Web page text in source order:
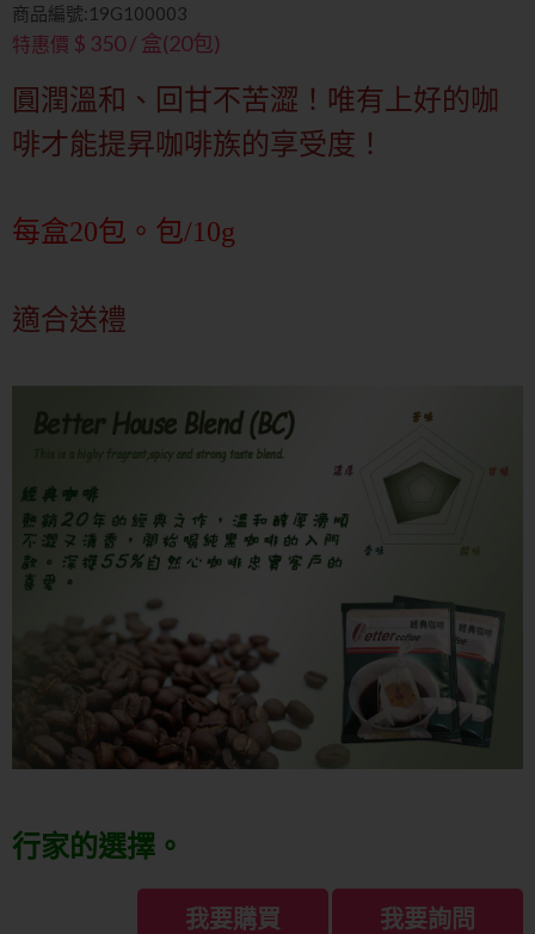
商品編號:19G100003
特惠價 $ 350 / 盒(20包)
圓潤溫和、回甘不苦澀！唯有上好的咖
啡才能提昇咖啡族的享受度！
每盒20包。包/10g
適合送禮
行家的選擇。
我要購買 我要詢問